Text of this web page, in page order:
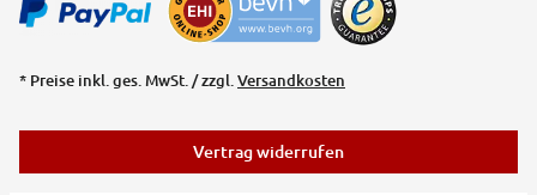
* Preise inkl. ges. MwSt. / zzgl.Versandkosten
Vertrag widerrufen